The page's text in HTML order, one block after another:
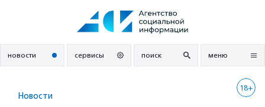
новости сервисы поиск меню
18+
Новости